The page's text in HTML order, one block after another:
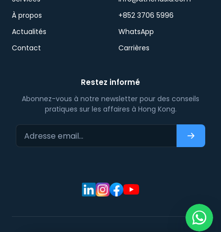
À propos
Actualités
Contact
+852 3706 5996
WhatsApp
Carrières
Restez informé
Abonnez-vous à notre newsletter pour des conseils
pratiques sur les affaires à Hong Kong.